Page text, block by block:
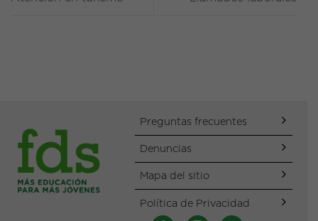
Preguntas frecuentes
Denuncias
Mapa del sitio
Política de Privacidad